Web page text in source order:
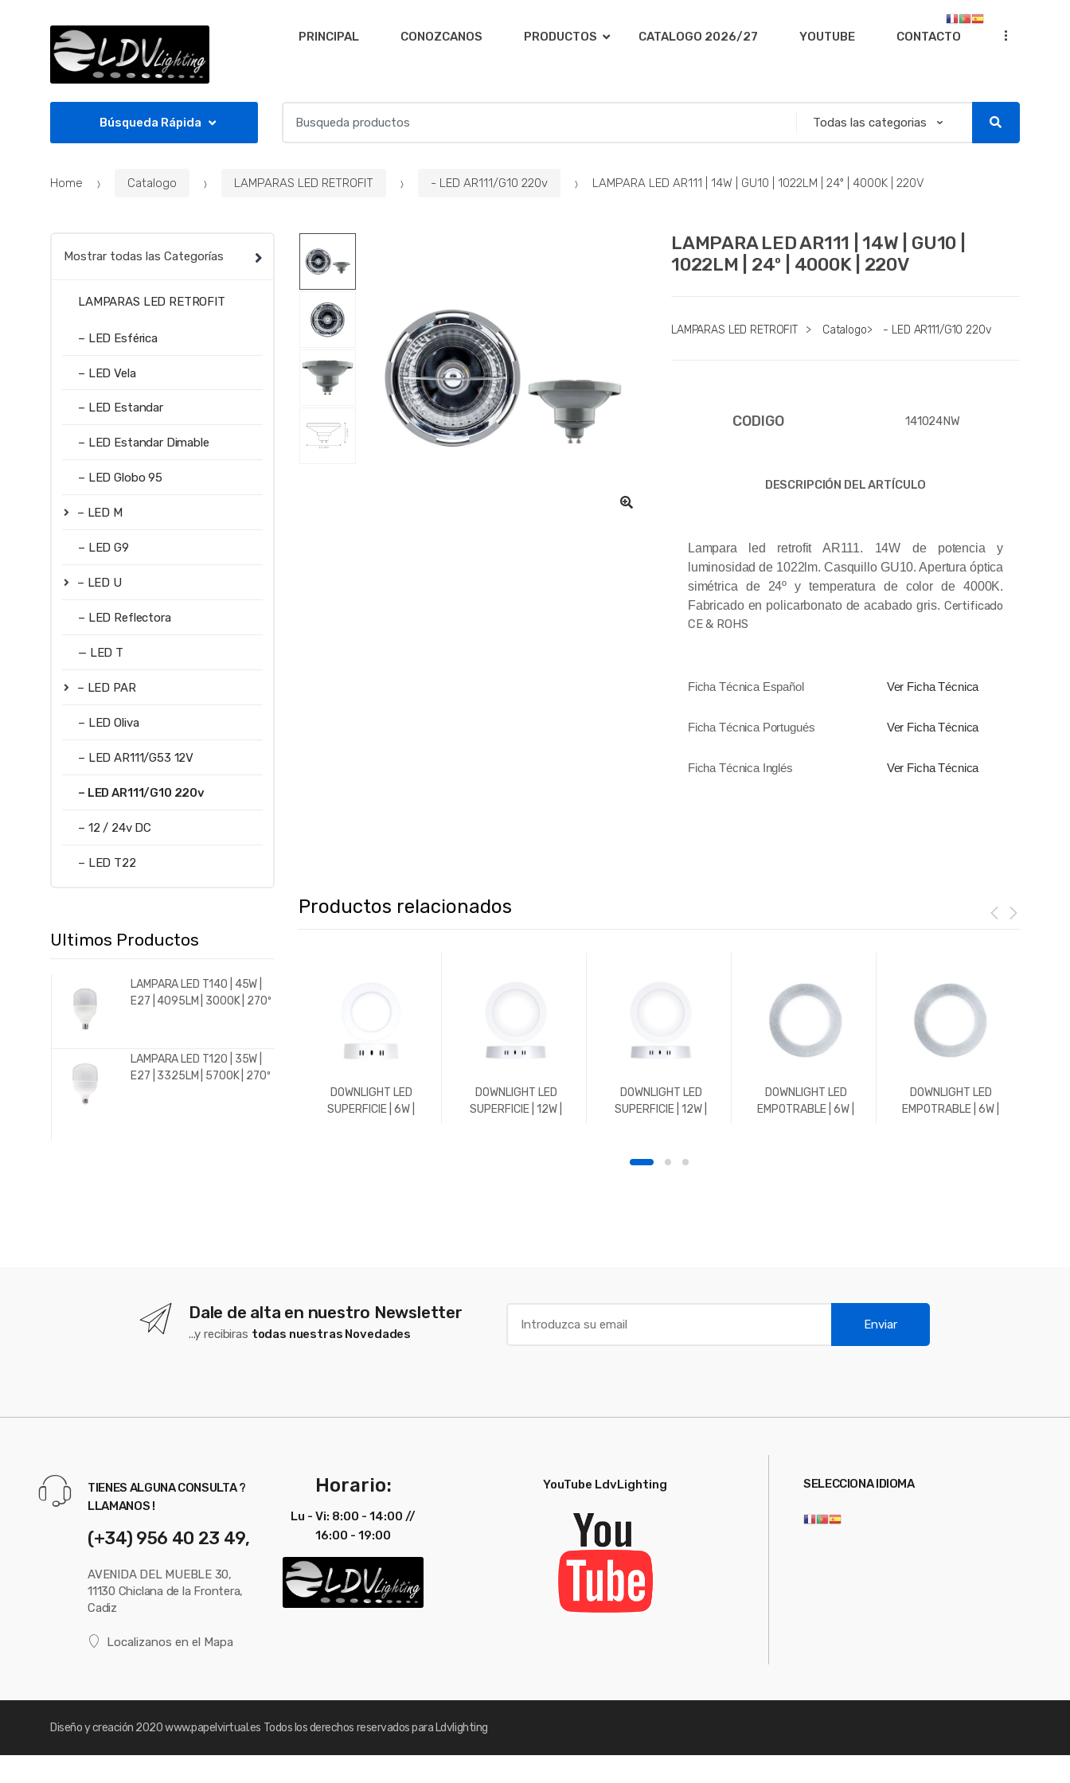
PRINCIPAL CONOZCANOS PRODUCTOS CATALOGO 2026/27 YOUTUBE CONTACTO ...
Búsqueda Rápida
c
Home Catalogo LAMPARAS LED RETROFIT - LED AR111/G10 220v LAMPARA LED AR111 | 14W | GU10 | 1022LM | 24º | 4000K | 220V
LAMPARA LED AR111 | 14W | GU10 |
1022LM | 24º | 4000K | 220V
LAMPARAS LED RETROFIT > Catalogo> - LED AR111/G10 220v
CODIGO 141024NW
DESCRIPCIÓN DEL ARTÍCULO
Lampara led retrofit AR111. 14W de potencia y
luminosidad de 1022lm. Casquillo GU10. Apertura óptica
simétrica de 24º y temperatura de color de 4000K.
Fabricado en policarbonato de acabado gris. Certificado
CE & ROHS
Ficha Técnica Español Ver Ficha Técnica
Ficha Técnica Portugués Ver Ficha Técnica
Ficha Técnica Inglés Ver Ficha Técnica
Productos relacionados
DOWNLIGHT LED
SUPERFICIE | 6W |
DOWNLIGHT LED
SUPERFICIE | 12W |
DOWNLIGHT LED
SUPERFICIE | 12W |
DOWNLIGHT LED
EMPOTRABLE | 6W |
DOWNLIGHT LED
EMPOTRABLE | 6W |
Mostrar todas las Categorías
LAMPARAS LED RETROFIT
– LED Esférica
– LED Vela
– LED Estandar
– LED Estandar Dimable
– LED Globo 95
– LED M
– LED G9
– LED U
– LED Reflectora
— LED T
– LED PAR
– LED Oliva
– LED AR111/G53 12V
– LED AR111/G10 220v
– 12 / 24v DC
– LED T22
Ultimos Productos
LAMPARA LED T140 | 45W |
E27 | 4095LM | 3000K | 270º
LAMPARA LED T120 | 35W |
E27 | 3325LM | 5700K | 270º
Dale de alta en nuestro Newsletter
...y recibiras todas nuestras Novedades
Enviar
TIENES ALGUNA CONSULTA ?
LLAMANOS !
(+34) 956 40 23 49,
AVENIDA DEL MUEBLE 30,
11130 Chiclana de la Frontera,
Cadiz
Localizanos en el Mapa
Horario:
Lu - Vi: 8:00 - 14:00 //
16:00 - 19:00
YouTube LdvLighting SELECCIONA IDIOMA
Diseño y creación 2020www.papelvirtual.es Todos los derechos reservados para Ldvlighting